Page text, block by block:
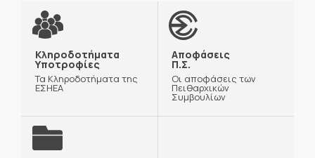
Κληροδοτήματα
Υποτροφίες
Τα Κληροδοτήματα της
ΕΣΗΕΑ
Αποφάσεις
Π.Σ.
Οι αποφάσεις των
Πειθαρχικών
Συμβουλίων